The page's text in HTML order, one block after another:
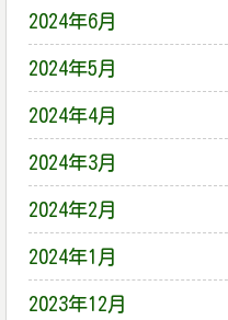
2024年6月
2024年5月
2024年4月
2024年3月
2024年2月
2024年1月
2023年12月